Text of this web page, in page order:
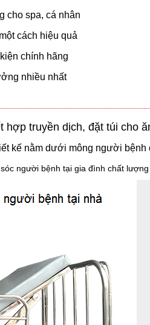
cho spa, cá nhân
cách hiệu quả
chính hãng
nhiều nhất
truyền dịch, đặt túi cho
kế nằm dưới mông người
người bệnh tại gia đình chất